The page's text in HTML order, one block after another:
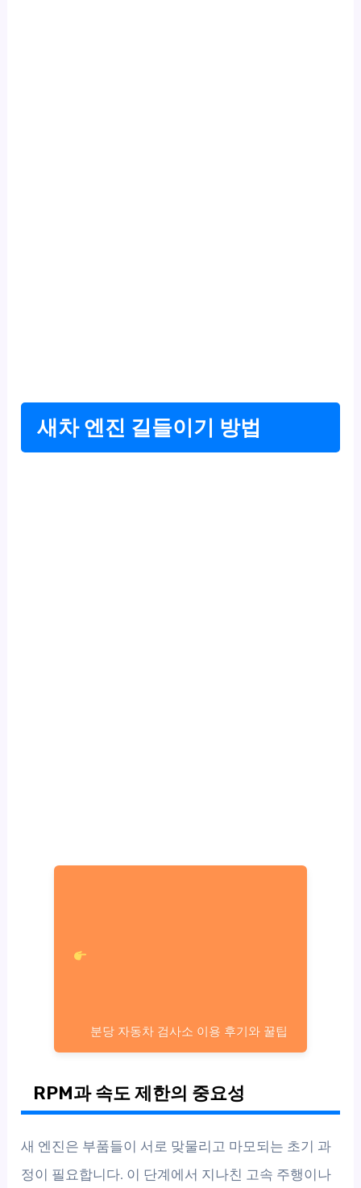
새차 엔진 길들이기 방법
분당 자동차 검사소 이용 후기와 꿀팁
RPM과 속도 제한의 중요성
새 엔진은 부품들이 서로 맞물리고 마모되는 초기 과
정이 필요합니다. 이 단계에서 지나친 고속 주행이나